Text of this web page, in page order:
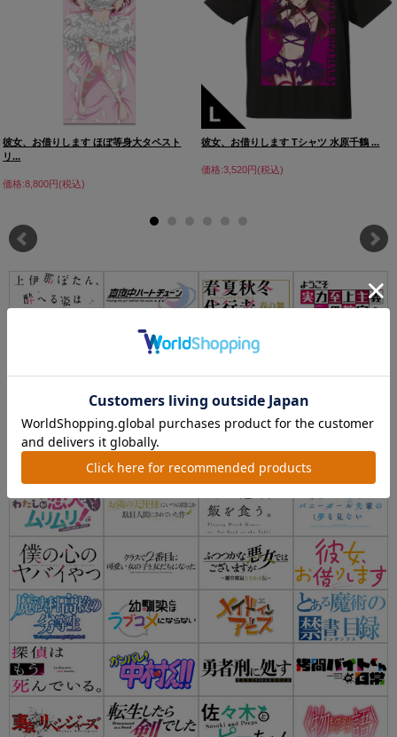
彼女、お借りします ほぼ等身大タペスト
リ...
価格:8,800円(税込)
彼女、お借りします Tシャツ 水原千鶴 ...
価格:3,520円(税込)